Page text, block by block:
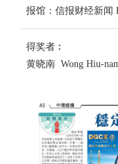
报馆：信报财经新闻
得奖者︰
黄晓南 Wong Hiu-